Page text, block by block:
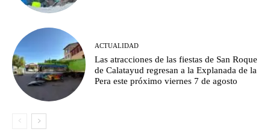
ACTUALIDAD
Las atracciones de las fiestas de San Roque
de Calatayud regresan a la Explanada de la
Pera este próximo viernes 7 de agosto